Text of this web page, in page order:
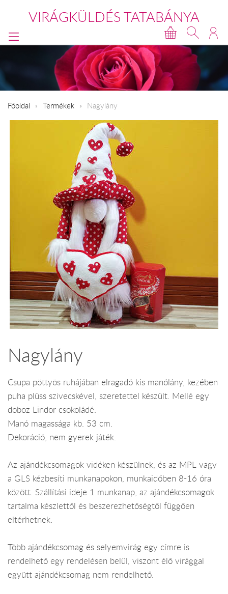
VIRÁGKÜLDÉS TATABÁNYA
Főoldal Termékek Nagylány
Nagylány
Csupa pöttyös ruhájában elragadó kis manólány, kezében
puha plüss szivecskével, szeretettel készült. Mellé egy
doboz Lindor csokoládé.
Manó magassága kb. 53 cm.
Dekoráció, nem gyerek játék.
Az ajándékcsomagok vidéken készülnek, és az MPL vagy
a GLS kézbesíti munkanapokon, munkaidőben 8-16 óra
között. Szállítási ideje 1 munkanap, az ajándékcsomagok
tartalma készlettől és beszerezhetőségtől függően
eltérhetnek.
Több ajándékcsomag és selyemvirág egy címre is
rendelhető egy rendelésen belül, viszont élő virággal
együtt ajándékcsomag nem rendelhető.